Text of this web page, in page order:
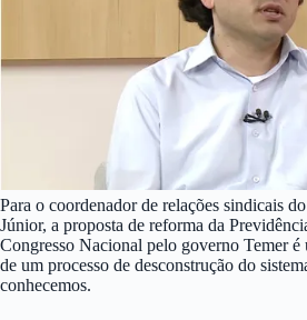
Para o coordenador de relações sindicais
Júnior, a proposta de reforma da
Congresso Nacional pelo governo Temer é
de um processo de desconstrução do
conhecemos.